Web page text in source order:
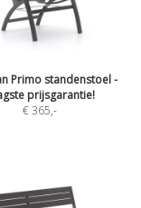
Primo standenstoel -
prijsgarantie!
€ 365,-